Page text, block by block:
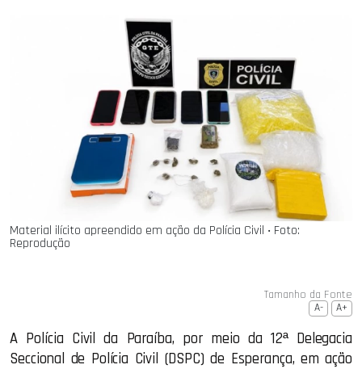
Material ilícito apreendido em ação da Polícia Civil ‧ Foto:
Reprodução
Tamanho da Fonte
A- A+
A Polícia Civil da Paraíba, por meio da 12ª Delegacia
Seccional de Polícia Civil (DSPC) de Esperança, em ação